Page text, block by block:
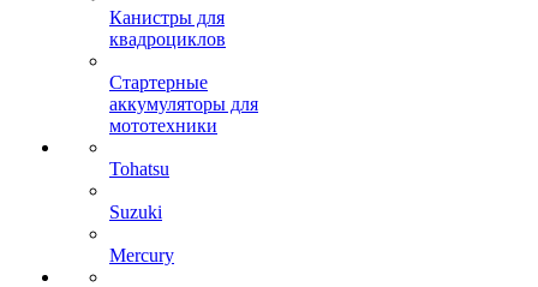
Канистры для
квадроциклов
Стартерные
аккумуляторы для
мототехники
Tohatsu
Suzuki
Mercury